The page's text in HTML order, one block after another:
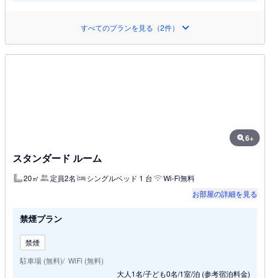
すべてのプランを見る（2件）
6+
スタンダード ルーム
20㎡ 定員2名 シングルベッド 1 台
Wi-Fi無料
お部屋の詳細を見る
禁煙プラン
禁煙
駐車場 (無料) WiFi (無料)
大人1名/子ども0名/1室/泊 (参考宿泊料金)